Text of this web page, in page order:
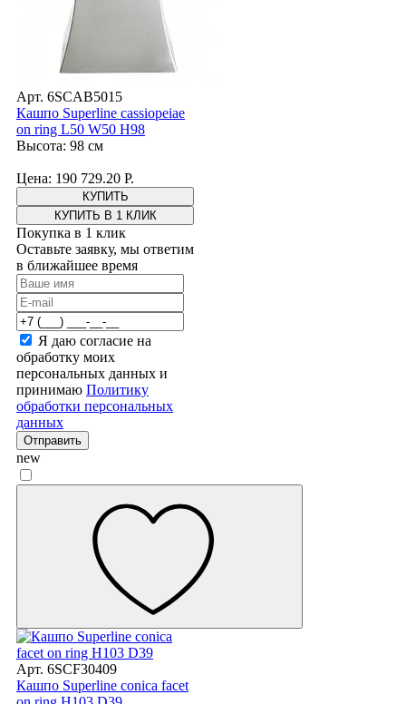
Арт. 6SCAB5015
Кашпо Superline cassiopeiae
on ring L50 W50 H98
Высота: 98 см
Цена: 190 729.20 Р.
КУПИТЬ В 1 КЛИК
Покупка в 1 клик
Оставьте заявку, мы ответим
в ближайшее время
Я даю согласие на
обработку моих
персональных данных и
принимаю Политику
обработки персональных
данных
Отправить
new
Арт. 6SCF30409
Кашпо Superline conica facet